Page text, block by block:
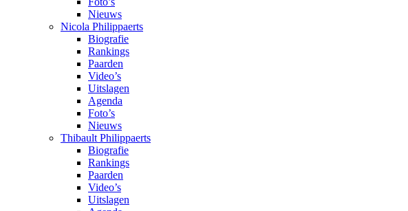
Nieuws
Nicola Philippaerts
Biografie
Rankings
Paarden
Video’s
Uitslagen
Agenda
Foto’s
Nieuws
Thibault Philippaerts
Biografie
Rankings
Paarden
Video’s
Uitslagen